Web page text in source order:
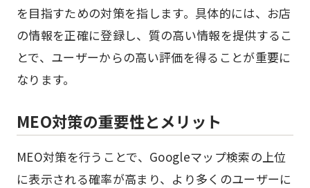
を目指すための対策を指します。具体的には、お店
の情報を正確に登録し、質の高い情報を提供するこ
とで、ユーザーからの高い評価を得ることが重要に
なります。
MEO対策の重要性とメリット
MEO対策を行うことで、Googleマップ検索の上位
に表示される確率が高まり、より多くのユーザーに